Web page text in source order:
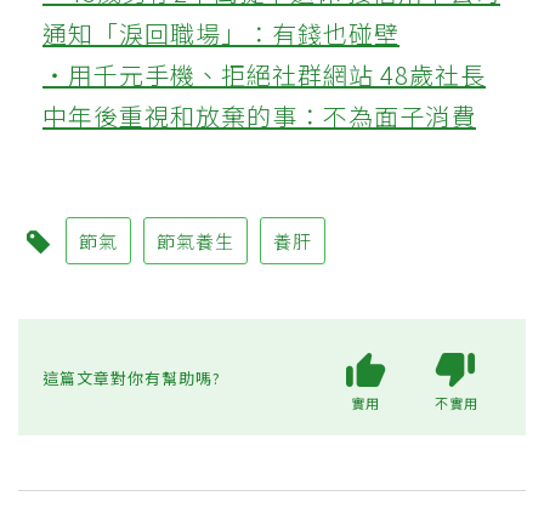
通知「淚回職場」：有錢也碰壁
‧用千元手機、拒絕社群網站 48歲社長
中年後重視和放棄的事：不為面子消費
節氣 節氣養生 養肝
這篇文章對你有幫助嗎?
實用 不實用